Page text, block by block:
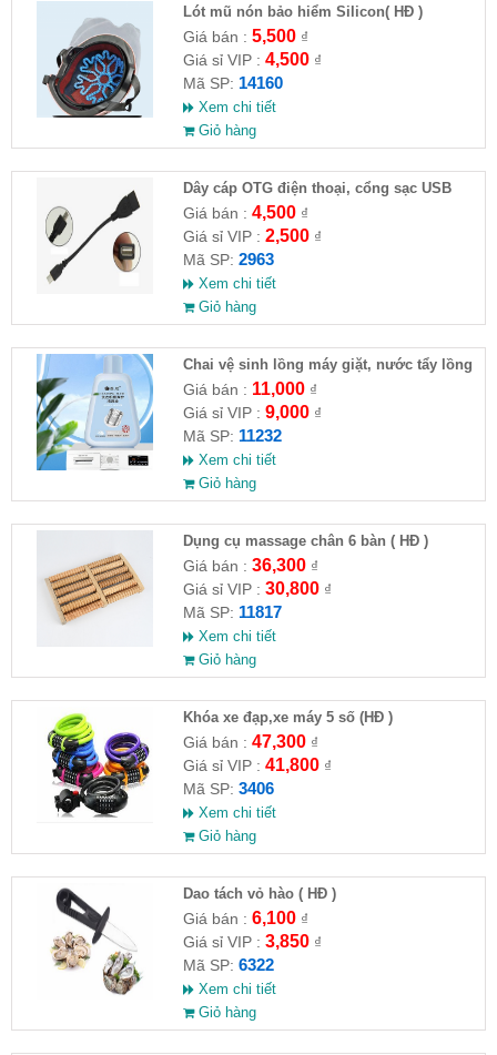
Lót mũ nón bảo hiểm Silicon( HĐ )
Giá bán : 5,500₫
Giá sỉ VIP : 4,500₫
Mã SP: 14160
Xem chi tiết
Giỏ hàng
Dây cáp OTG điện thoại, cổng sạc USB
Giá bán : 4,500₫
Giá sỉ VIP : 2,500₫
Mã SP: 2963
Xem chi tiết
Giỏ hàng
Chai vệ sinh lồng máy giặt, nước tẩy lồng
máy giặt CLEANING FLUID
Giá bán : 11,000₫
Giá sỉ VIP : 9,000₫
Mã SP: 11232
Xem chi tiết
Giỏ hàng
Dụng cụ massage chân 6 bàn ( HĐ )
Giá bán : 36,300₫
Giá sỉ VIP : 30,800₫
Mã SP: 11817
Xem chi tiết
Giỏ hàng
Khóa xe đạp,xe máy 5 số (HĐ )
Giá bán : 47,300₫
Giá sỉ VIP : 41,800₫
Mã SP: 3406
Xem chi tiết
Giỏ hàng
Dao tách vỏ hào ( HĐ )
Giá bán : 6,100₫
Giá sỉ VIP : 3,850₫
Mã SP: 6322
Xem chi tiết
Giỏ hàng